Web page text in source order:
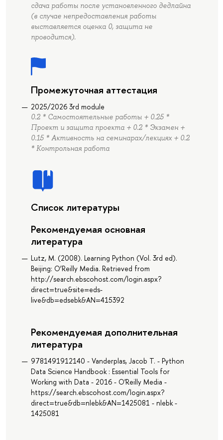
сдача работы после установленного дедлайна
(в случае непредоставления работы
выставляется оценка 0, защита не
проводится).
Промежуточная аттестация
2025/2026 3rd module
0.2 * Самостоятельные работы + 0.25 *
Проект и защита проекта + 0.2 * Экзамен +
0.15 * Активность на семинарах/лекциях + 0.2
* Контрольная работа
Список литературы
Рекомендуемая основная
литература
Lutz, M. (2008). Learning Python (Vol. 3rd ed).
Beijing: O’Reilly Media. Retrieved from
http://search.ebscohost.com/login.aspx?
direct=true&site=eds-
live&db=edsebk&AN=415392
Рекомендуемая дополнительная
литература
9781491912140 - Vanderplas, Jacob T. - Python
Data Science Handbook : Essential Tools for
Working with Data - 2016 - O'Reilly Media -
https://search.ebscohost.com/login.aspx?
direct=true&db=nlebk&AN=1425081 - nlebk -
1425081